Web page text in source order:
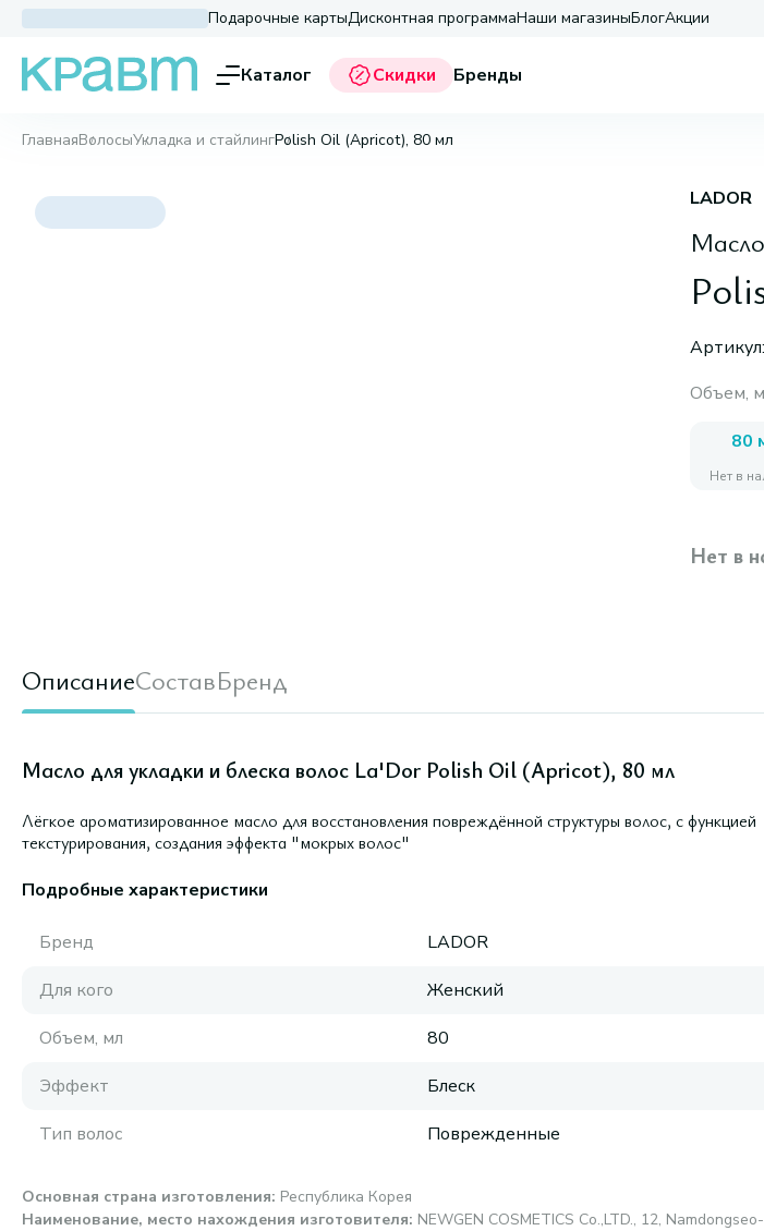
Подарочные картыДисконтная программаНаши магазиныБлогАкции
Каталог Скидки Бренды
ГлавнаяВолосыУкладка и стайлингPolish Oil (Apricot), 80 мл
LADOR
Артикул:
Объем,
80
Нет в
Нет в
ОписаниеСоставБренд
Масло для укладки и блеска волос La'Dor Polish Oil (Apricot), 80 мл
Лёгкое ароматизированное масло для восстановления повреждённой структуры волос, с функцией
текстурирования, создания эффекта "мокрых волос"
Подробные характеристики
Бренд
LADOR
Для кого
Женский
Объем, мл
80
Эффект
Блеск
Тип волос
Поврежденные
Основная страна изготовления: Республика Корея
Наименование, место нахождения изготовителя: NEWGEN COSMETICS Co.,LTD., 12,